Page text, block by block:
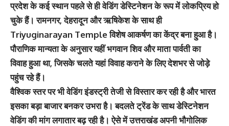
प्रदेश के कई स्थान पहले से ही वेडिंग डेस्टिनेशन के रूप में लोकप्रिय हो
चुके हैं। रामनगर, देहरादून और ऋषिकेश के साथ ही
Triyuginarayan Temple विशेष आकर्षण का केंद्र बना हुआ है।
पौराणिक मान्यता के अनुसार यहीं भगवान शिव और माता पार्वती का
विवाह हुआ था, जिसके चलते यहां विवाह कराने के लिए देशभर से जोड़े
पहुंच रहे हैं।
वैश्विक स्तर पर भी वेडिंग इंडस्ट्री तेजी से विस्तार कर रही है और भारत
इसका बड़ा बाजार बनकर उभरा है। बदलते ट्रेंड के साथ डेस्टिनेशन
वेडिंग की मांग लगातार बढ़ रही है। ऐसे में उत्तराखंड अपनी भौगोलिक